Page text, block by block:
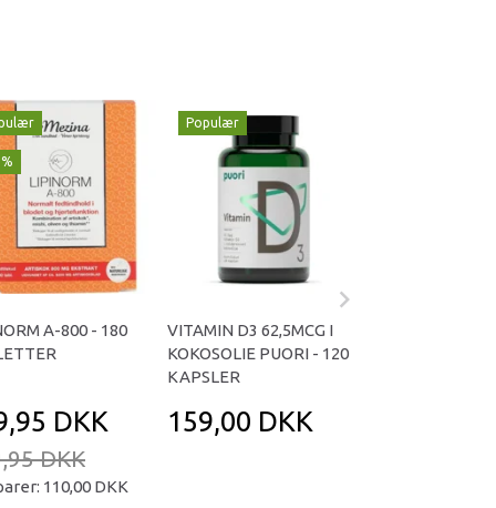
A-800 - 180
DKK
DKK
110,00 DKK
Populær
VITAMIN D3 62,5MCG I
KOKOSOLIE PUORI - 120
KAPSLER
159,00 DKK